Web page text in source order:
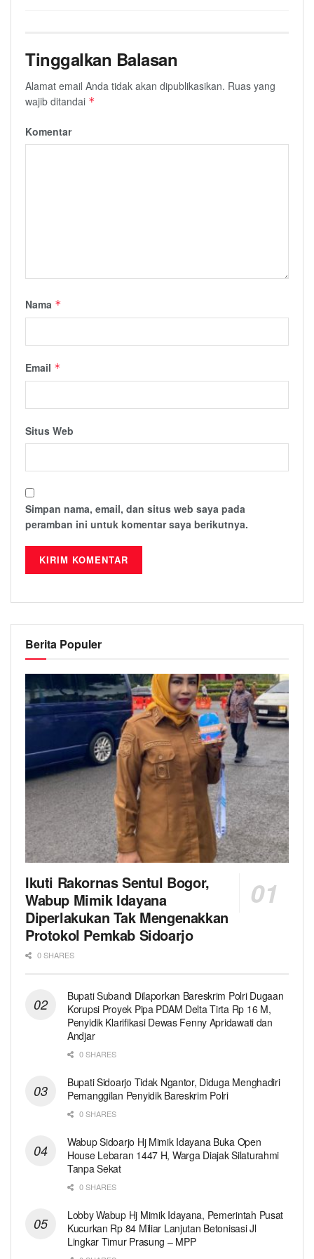
Tinggalkan Balasan
Alamat email Anda tidak akan dipublikasikan. Ruas yang
wajib ditandai *
Komentar
Nama *
Email *
Situs Web
Simpan nama, email, dan situs web saya pada
peramban ini untuk komentar saya berikutnya.
Berita Populer
Ikuti Rakornas Sentul Bogor,
Wabup Mimik Idayana
Diperlakukan Tak Mengenakkan
Protokol Pemkab Sidoarjo
0 SHARES
Bupati Subandi Dilaporkan Bareskrim Polri Dugaan
Korupsi Proyek Pipa PDAM Delta Tirta Rp 16 M,
Penyidik Klarifikasi Dewas Fenny Apridawati dan
Andjar
0 SHARES
Bupati Sidoarjo Tidak Ngantor, Diduga Menghadiri
Pemanggilan Penyidik Bareskrim Polri
0 SHARES
Wabup Sidoarjo Hj Mimik Idayana Buka Open
House Lebaran 1447 H, Warga Diajak Silaturahmi
Tanpa Sekat
0 SHARES
Lobby Wabup Hj Mimik Idayana, Pemerintah Pusat
Kucurkan Rp 84 Miliar Lanjutan Betonisasi Jl
Lingkar Timur Prasung – MPP